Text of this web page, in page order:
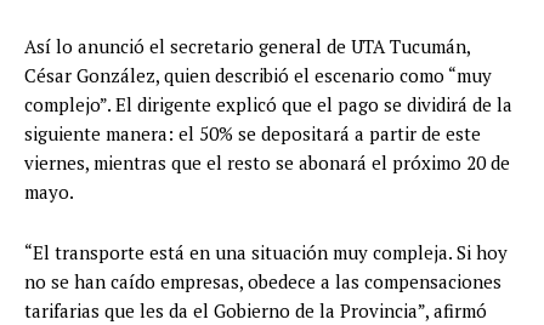
Así lo anunció el secretario general de UTA Tucumán,
César González, quien describió el escenario como “muy
complejo”. El dirigente explicó que el pago se dividirá de la
siguiente manera: el 50% se depositará a partir de este
viernes, mientras que el resto se abonará el próximo 20 de
mayo.
“El transporte está en una situación muy compleja. Si hoy
no se han caído empresas, obedece a las compensaciones
tarifarias que les da el Gobierno de la Provincia”, afirmó